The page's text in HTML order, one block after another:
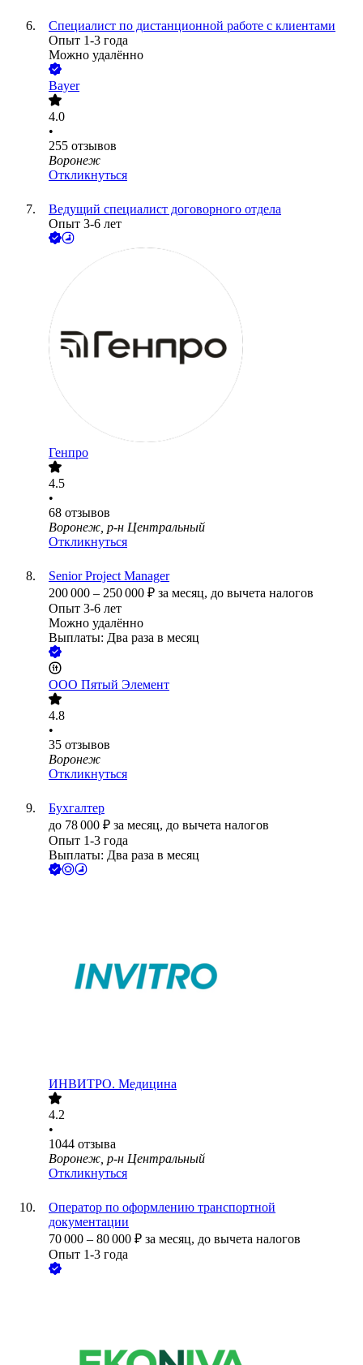
Специалист по дистанционной работе с клиентами
Опыт 1-3 года
Можно удалённо
Bayer
4.0
•
255 отзывов
Воронеж
Откликнуться
Ведущий специалист договорного отдела
Опыт 3-6 лет
Генпро
4.5
•
68 отзывов
Воронеж, р-н Центральный
Откликнуться
Senior Project Manager
200 000 – 250 000 ₽ за месяц, до вычета налогов
Опыт 3-6 лет
Можно удалённо
Выплаты: Два раза в месяц
ООО Пятый Элемент
4.8
•
35 отзывов
Воронеж
Откликнуться
Бухгалтер
до 78 000 ₽ за месяц, до вычета налогов
Опыт 1-3 года
Выплаты: Два раза в месяц
ИНВИТРО. Медицина
4.2
•
1044 отзыва
Воронеж, р-н Центральный
Откликнуться
Оператор по оформлению транспортной
документации
70 000 – 80 000 ₽ за месяц, до вычета налогов
Опыт 1-3 года